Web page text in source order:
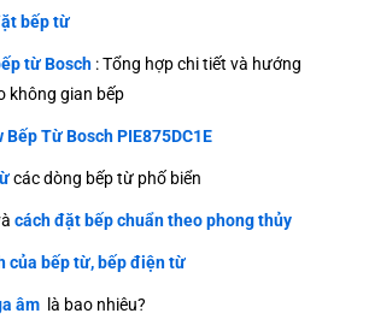
bếp từ
từ Bosch : Tổng hợp chi tiết và hướng
không gian bếp
Từ Bosch PIE875DC1E
các dòng bếp từ phố biển
cách đặt bếp chuẩn theo phong thủy
của bếp từ, bếp điện từ
âm là bao nhiêu?